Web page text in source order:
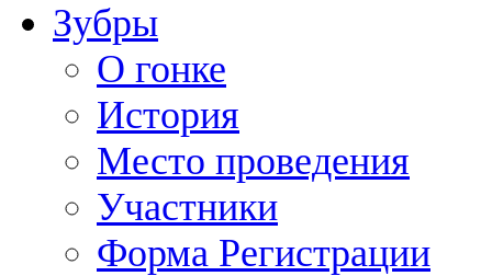
Зубры
О гонке
История
Место проведения
Участники
Форма Регистрации